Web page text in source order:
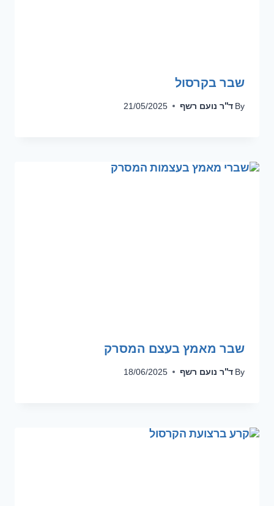
שבר בקרסול
By ד''ר נועם רשף 21/05/2025
שבר מאמץ בעצם המסרק
By ד''ר נועם רשף 18/06/2025